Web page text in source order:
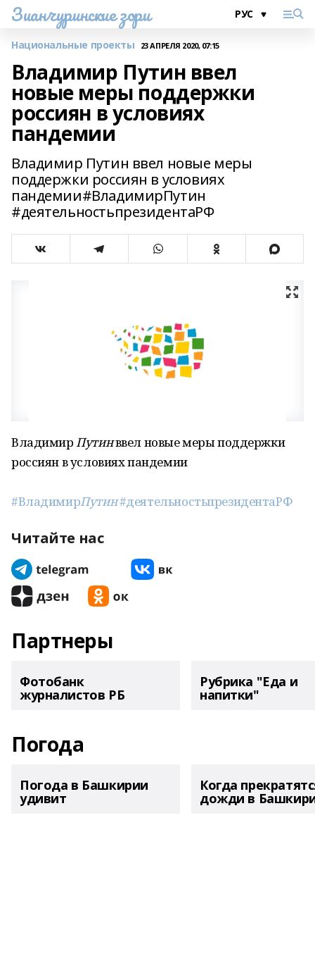
Зианчуринские зори
Национальные проекты 23 АПРЕЛЯ 2020, 07:15
Владимир Путин ввел
новые меры поддержки
россиян в условиях
пандемии
Владимир Путин ввел новые меры
поддержки россиян в условиях
пандемии#ВладимирПутин
#деятельностьпрезидентаРФ
ВладимирПутинввел новые меры поддержки
россиян в условиях пандемии
#ВладимирПутин#деятельностьпрезидентаРФ
Читайте нас
Партнеры
Фотобанк
журналистов РБ
Рубрика "Еда и
напитки"
Погода
Погода в Башкирии
удивит
Когда
дожди в